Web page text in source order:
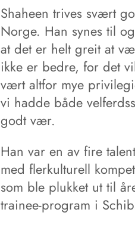
Shaheen trives svært
Norge. Han synes til
at det er helt greit at
ikke er bedre, for det
vært altfor mye
vi hadde både
godt vær.
Han var en av fire
med flerkulturell
som ble plukket ut til
trainee-program i